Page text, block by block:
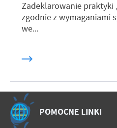
Zadeklarowanie praktyki
zgodnie z wymaganiami
we...
POMOCNE LINKI